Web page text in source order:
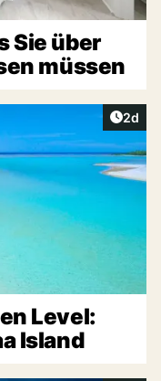
Sie über
müssen
2d
Level:
Island